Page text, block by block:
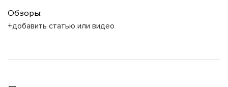
Обзоры:
+добавить статью или видео